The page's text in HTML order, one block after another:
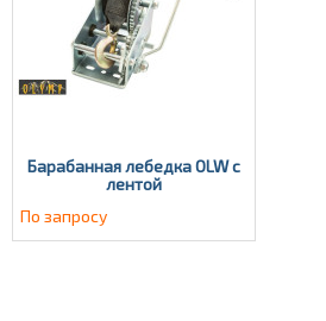
Барабанная лебедка OLW с
лентой
По запросу